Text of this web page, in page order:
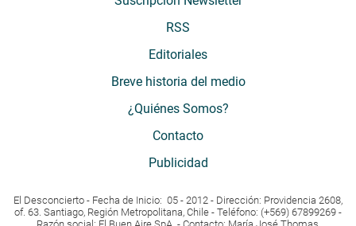
RSS
Editoriales
Breve historia del medio
¿Quiénes Somos?
Contacto
Publicidad
El Desconcierto - Fecha de Inicio: 05 - 2012 - Dirección: Providencia 2608,
of. 63. Santiago, Región Metropolitana, Chile - Teléfono: (+569) 67899269 -